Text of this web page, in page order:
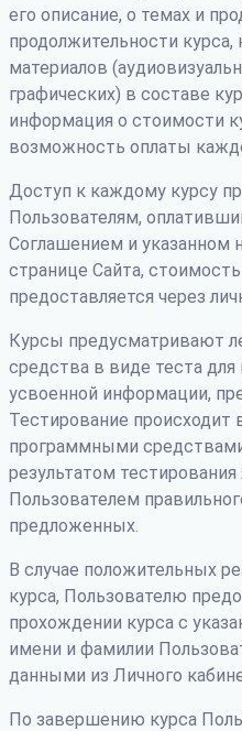
его описание, о темах и
продолжительности курса,
материалов
графических) в составе
информация о стоимости
возможность оплаты
Доступ к каждому курсу
Пользователям,
Соглашением и указанном
странице Сайта,
предоставляется через
Курсы предусматривают
средства в виде теста
усвоенной информации,
Тестирование
программными
результатом
Пользователем
предложенных.
В случае положительных
курса, Пользователю
прохождении курса с
имени и фамилии
данными из Личного
По завершению курса